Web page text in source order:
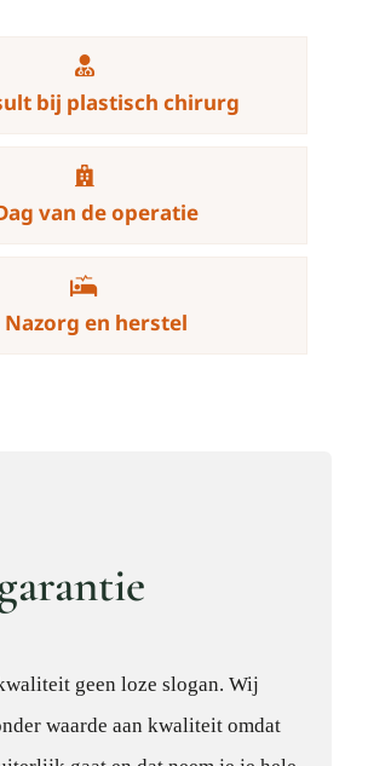
bij plastisch chirurg
van de operatie
Nazorg en herstel
geen loze slogan. Wij
waarde aan kwaliteit omdat